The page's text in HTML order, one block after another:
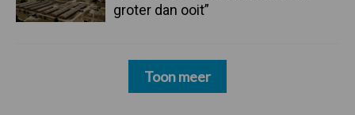
groter dan ooit”
Toon meer